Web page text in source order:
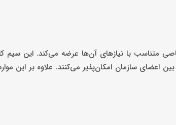
متناسب با نیازهای آن‌ها عرضه می‌کند. این سیم‌
اعضای سازمان امکان‌پذیر می‌کنند. علاوه بر این